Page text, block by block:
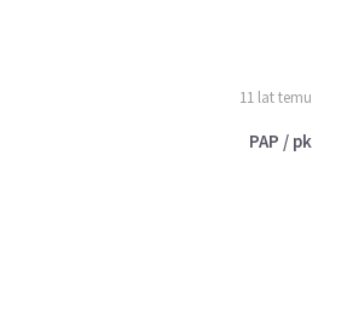
11 lat temu
PAP / pk